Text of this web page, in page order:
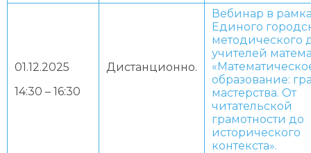
01.12.2025
14:30 – 16:30
Дистанционно.
Вебинар в
Единого
методического
учителей
образование:
мастерства. От
читательской
грамотности до
исторического
контекста».